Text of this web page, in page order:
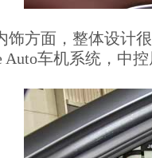
饰方面，整体设计
Auto车机系统，中